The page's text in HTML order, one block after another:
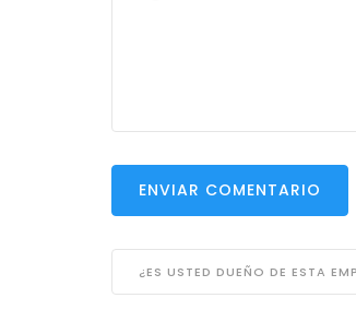
ENVIAR COMENTARIO
¿ES USTED DUEÑO DE ESTA